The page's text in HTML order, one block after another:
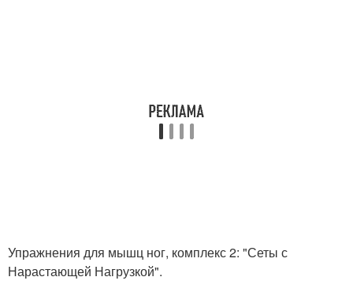
Упражнения для мышц ног, комплекс 2: "Сеты с
Нарастающей Нагрузкой".